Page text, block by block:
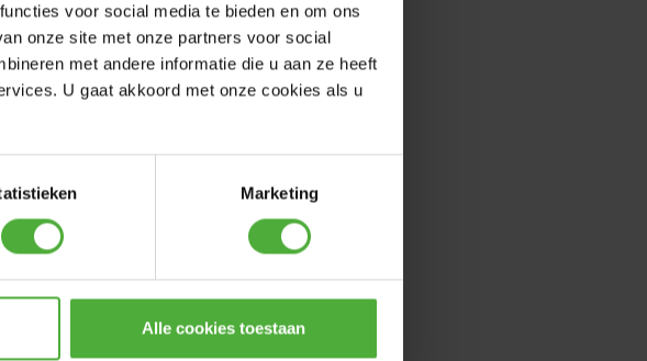
voor social media te bieden en om ons
onze site met onze partners voor social
met andere informatie die u aan ze heeft
U gaat akkoord met onze cookies als u
Marketing
Alle cookies toestaan
nach außen
Netz
Sprung
Kontakt.
Das Netz
sodass es
sicher und
cm ist das